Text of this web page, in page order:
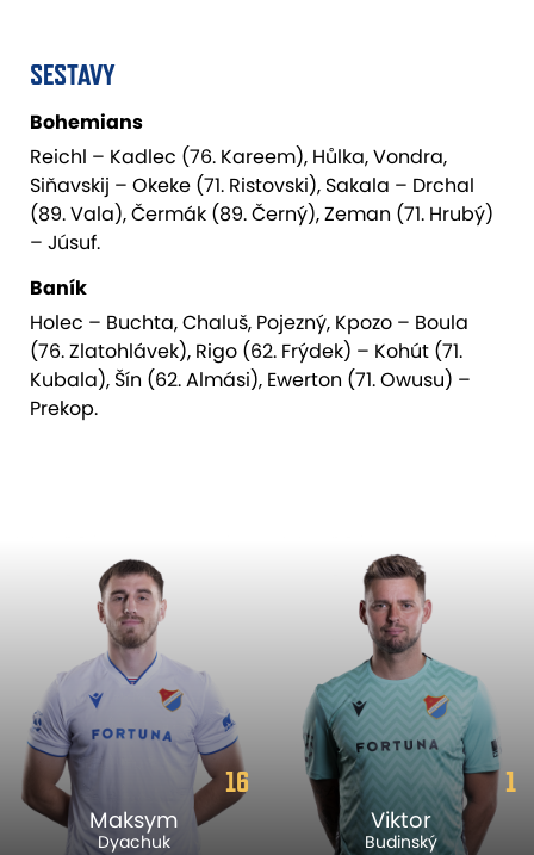
SESTAVY
Bohemians
Reichl – Kadlec (76. Kareem), Hůlka, Vondra,
Siňavskij – Okeke (71. Ristovski), Sakala – Drchal
(89. Vala), Čermák (89. Černý), Zeman (71. Hrubý)
– Júsuf.
Baník
Holec – Buchta, Chaluš, Pojezný, Kpozo – Boula
(76. Zlatohlávek), Rigo (62. Frýdek) – Kohút (71.
Kubala), Šín (62. Almási), Ewerton (71. Owusu) –
Prekop.
16
Maksym
Dyachuk
1
Viktor
Budinský